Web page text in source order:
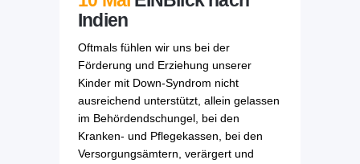
Indien
Oftmals fühlen wir uns bei der
Förderung und Erziehung unserer
Kinder mit Down-Syndrom nicht
ausreichend unterstützt, allein gelassen
im Behördendschungel, bei den
Kranken- und Pflegekassen, bei den
Versorgungsämtern, verärgert und